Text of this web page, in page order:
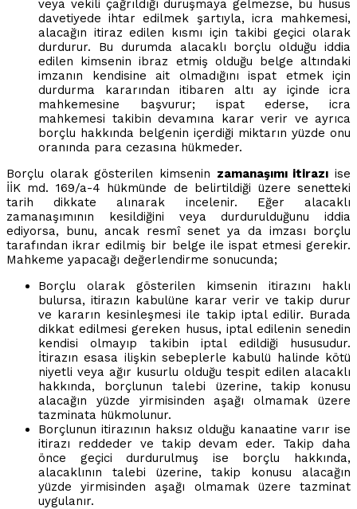
veya vekili çağrıldığı duruşmaya gelmezse, bu husus
davetiyede ihtar edilmek şartıyla, icra mahkemesi,
alacağın itiraz edilen kısmı için takibi geçici olarak
durdurur. Bu durumda alacaklı borçlu olduğu iddia
edilen kimsenin ibraz etmiş olduğu belge altındaki
imzanın kendisine ait olmadığını ispat etmek için
durdurma kararından itibaren altı ay içinde icra
mahkemesine başvurur; ispat ederse, icra
mahkemesi takibin devamına karar verir ve ayrıca
borçlu hakkında belgenin içerdiği miktarın yüzde onu
oranında para cezasına hükmeder.
Borçlu olarak gösterilen kimsenin zamanaşımı itirazı ise
İİK md. 169/a-4 hükmünde de belirtildiği üzere senetteki
tarih dikkate alınarak incelenir. Eğer alacaklı
zamanaşımının kesildiğini veya durdurulduğunu iddia
ediyorsa, bunu, ancak resmî senet ya da imzası borçlu
tarafından ikrar edilmiş bir belge ile ispat etmesi gerekir.
Mahkeme yapacağı değerlendirme sonucunda;
Borçlu olarak gösterilen kimsenin itirazını haklı
bulursa, itirazın kabulüne karar verir ve takip durur
ve kararın kesinleşmesi ile takip iptal edilir. Burada
dikkat edilmesi gereken husus, iptal edilenin senedin
kendisi olmayıp takibin iptal edildiği hususudur.
İtirazın esasa ilişkin sebeplerle kabulü halinde kötü
niyetli veya ağır kusurlu olduğu tespit edilen alacaklı
hakkında, borçlunun talebi üzerine, takip konusu
alacağın yüzde yirmisinden aşağı olmamak üzere
tazminata hükmolunur.
Borçlunun itirazının haksız olduğu kanaatine varır ise
itirazı reddeder ve takip devam eder. Takip daha
önce geçici durdurulmuş ise borçlu hakkında,
alacaklının talebi üzerine, takip konusu alacağın
yüzde yirmisinden aşağı olmamak üzere tazminat
uygulanır.